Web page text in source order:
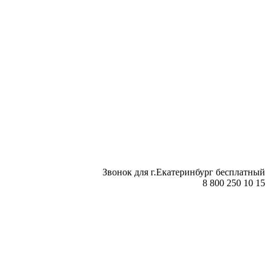
Звонок для г.Екатеринбург бесплатный
8 800 250 10 15